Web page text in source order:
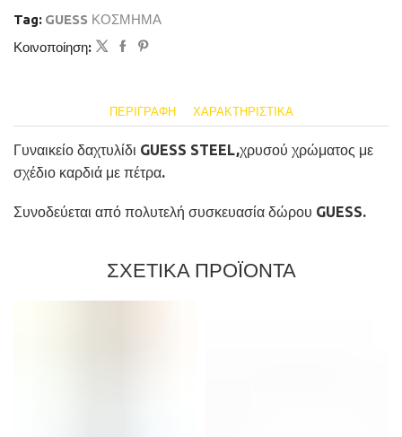
Tag: GUESS ΚΟΣΜΗΜΑ
Κοινοποίηση:
ΠΕΡΙΓΡΑΦΉ ΧΑΡΑΚΤΗΡΙΣΤΙΚΆ
Γυναικείο δαχτυλίδι GUESS STEEL,χρυσού χρώματος με
σχέδιο καρδιά με πέτρα.
Συνοδεύεται από πολυτελή συσκευασία δώρου GUESS.
ΣΧΕΤΙΚΑ ΠΡΟΪΟΝΤΑ